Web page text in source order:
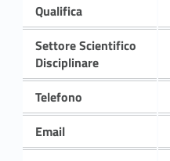
Qualifica
Settore Scientifico
Disciplinare
Telefono
Email